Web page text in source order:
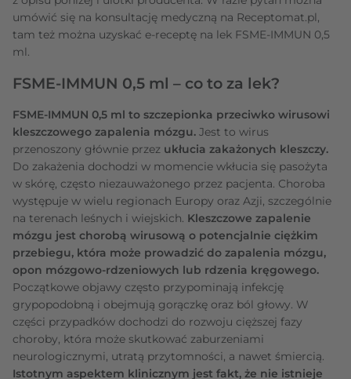
umówić się na konsultację medyczną na Receptomat.pl,
tam też można uzyskać e-receptę na lek FSME-IMMUN 0,5
ml.
FSME-IMMUN 0,5 ml – co to za lek?
FSME-IMMUN 0,5 ml to szczepionka przeciwko wirusowi
kleszczowego zapalenia mózgu. Jest to wirus
przenoszony głównie przez ukłucia zakażonych kleszczy.
Do zakażenia dochodzi w momencie wkłucia się pasożyta
w skórę, często niezauważonego przez pacjenta. Choroba
występuje w wielu regionach Europy oraz Azji, szczególnie
na terenach leśnych i wiejskich. Kleszczowe zapalenie
mózgu jest chorobą wirusową o potencjalnie ciężkim
przebiegu, która może prowadzić do zapalenia mózgu,
opon mózgowo-rdzeniowych lub rdzenia kręgowego.
Początkowe objawy często przypominają infekcję
grypopodobną i obejmują gorączkę oraz ból głowy. W
części przypadków dochodzi do rozwoju cięższej fazy
choroby, która może skutkować zaburzeniami
neurologicznymi, utratą przytomności, a nawet śmiercią.
Istotnym aspektem klinicznym jest fakt, że nie istnieje